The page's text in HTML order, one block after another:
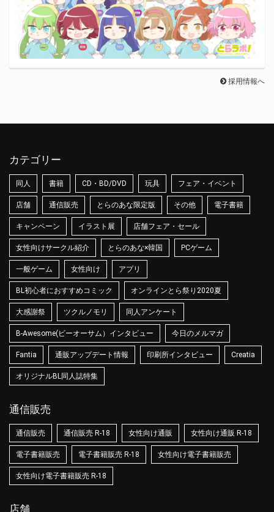
採用情報へ
カテゴリー
同人 書籍 CD・BD/DVD 玩具 フェア・イベント
店舗 通信販売 とらのあな限定版 その他 電子書籍
キャンペーン イラスト展 店舗フェア・セール
女性向けサークル紹介 とらのあな×韓国 PCゲーム
一般ゲーム 女性向け アプリ
BL初心者におすすめコミック オンラインとら祭り2020夏
大感謝祭 ツクルノモリ 同人アンケート
B-Awesome(ビーオーサム）インタビュー 今日のメルマガ
Fantia 通販アップデート情報 印刷所インタビュー Creatia
オリジナルBL同人誌特集
通信販売
通信販売 通信販売 R-18 女性向け通販 女性向け通販 R-18
電子書籍販売 電子書籍販売 R-18 女性向け電子書籍販売
女性向け電子書籍販売 R-18
店舗